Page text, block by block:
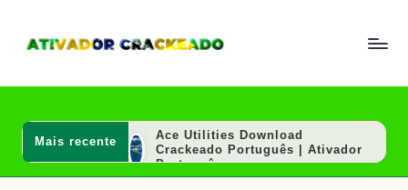
content
ti
a
d
r
e
completo
sobre
Mais recente
Ace Utilities Download
Crackeado Português | Ativador
Português
AutoCAD 2020 Download